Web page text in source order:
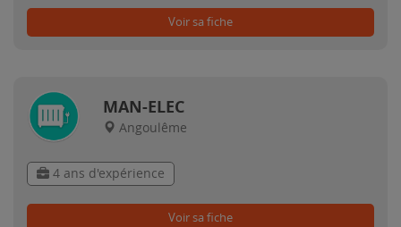
Voir sa fiche
MAN-ELEC
Angoulême
4 ans d'expérience
Voir sa fiche